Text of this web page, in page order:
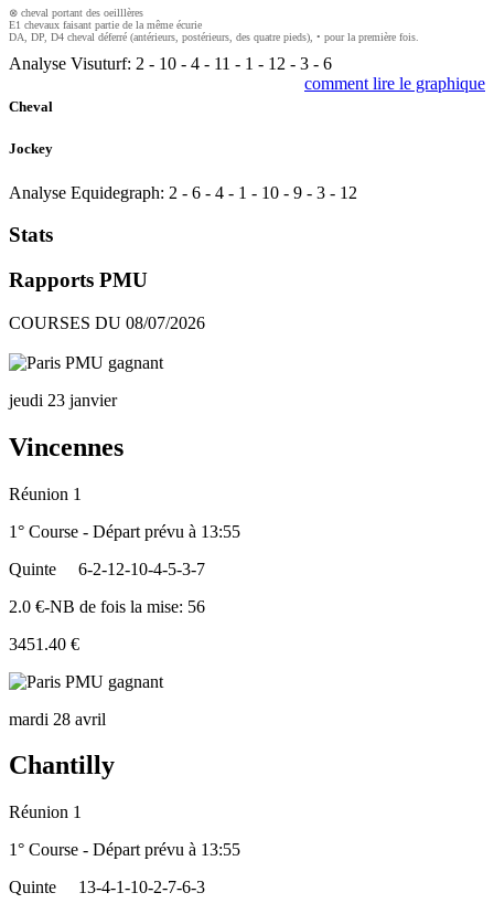
⊗ cheval portant des oeilllères
E1 chevaux faisant partie de la même écurie
DA, DP, D4 cheval déferré (antérieurs, postérieurs, des quatre pieds), • pour la première fois.
Analyse Visuturf: 2 - 10 - 4 - 11 - 1 - 12 - 3 - 6
comment lire le graphique
Cheval
Jockey
Analyse Equidegraph: 2 - 6 - 4 - 1 - 10 - 9 - 3 - 12
Stats
Rapports PMU
COURSES DU 08/07/2026
jeudi 23 janvier
Vincennes
Réunion 1
1° Course - Départ prévu à 13:55
Quinte
6-2-12-10-4-5-3-7
2.0 €-NB de fois la mise: 56
3451.40 €
mardi 28 avril
Chantilly
Réunion 1
1° Course - Départ prévu à 13:55
Quinte
13-4-1-10-2-7-6-3